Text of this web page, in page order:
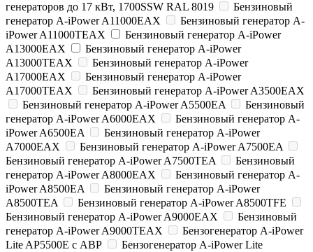
генераторов до 17 кВт, 1700SSW RAL 8019
Бензиновый
генератор A-iPower A11000EAX
Бензиновый генератор A-
iPower A11000TEAX
Бензиновый генератор A-iPower
A13000EAX
Бензиновый генератор A-iPower
A13000TEAX
Бензиновый генератор A-iPower
A17000EAX
Бензиновый генератор A-iPower
A17000TEAX
Бензиновый генератор A-iPower A3500EAX
Бензиновый генератор A-iPower A5500EA
Бензиновый
генератор A-iPower A6000EAX
Бензиновый генератор A-
iPower A6500EA
Бензиновый генератор A-iPower
A7000EAX
Бензиновый генератор A-iPower A7500EA
Бензиновый генератор A-iPower A7500TEA
Бензиновый
генератор A-iPower A8000EAX
Бензиновый генератор A-
iPower A8500EA
Бензиновый генератор A-iPower
A8500TEA
Бензиновый генератор A-iPower A8500TFE
Бензиновый генератор A-iPower A9000EAX
Бензиновый
генератор A-iPower A9000TEAX
Бензогенератор A-iPower
Lite AP5500E c АВР
Бензогенератор A-iPower Lite